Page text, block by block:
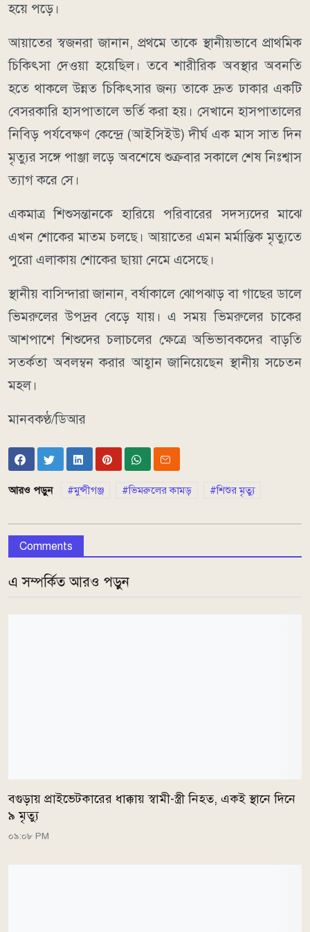
হয়ে পড়ে।
আয়াতের স্বজনরা জানান, প্রথমে তাকে স্থানীয়ভাবে প্রাথমিক
চিকিৎসা দেওয়া হয়েছিল। তবে শারীরিক অবস্থার অবনতি
হতে থাকলে উন্নত চিকিৎসার জন্য তাকে দ্রুত ঢাকার একটি
বেসরকারি হাসপাতালে ভর্তি করা হয়। সেখানে হাসপাতালের
নিবিড় পর্যবেক্ষণ কেন্দ্রে (আইসিইউ) দীর্ঘ এক মাস সাত দিন
মৃত্যুর সঙ্গে পাঞ্জা লড়ে অবশেষে শুক্রবার সকালে শেষ নিঃশ্বাস
ত্যাগ করে সে।
একমাত্র শিশুসন্তানকে হারিয়ে পরিবারের সদস্যদের মাঝে
এখন শোকের মাতম চলছে। আয়াতের এমন মর্মান্তিক মৃত্যুতে
পুরো এলাকায় শোকের ছায়া নেমে এসেছে।
স্থানীয় বাসিন্দারা জানান, বর্ষাকালে ঝোপঝাড় বা গাছের ডালে
ভিমরুলের উপদ্রব বেড়ে যায়। এ সময় ভিমরুলের চাকের
আশপাশে শিশুদের চলাচলের ক্ষেত্রে অভিভাবকদের বাড়তি
সতর্কতা অবলম্বন করার আহ্বান জানিয়েছেন স্থানীয় সচেতন
মহল।
মানবকণ্ঠ/ডিআর
আরও পড়ুন মুন্সীগঞ্জ ভিমরুলের কামড় শিশুর মৃত্যু
Comments
এ সম্পর্কিত আরও পড়ুন
বগুড়ায় প্রাইভেটকারের ধাক্কায় স্বামী-স্ত্রী নিহত, একই স্থানে দিনে
৯ মৃত্যু
০৯:০৮ PM